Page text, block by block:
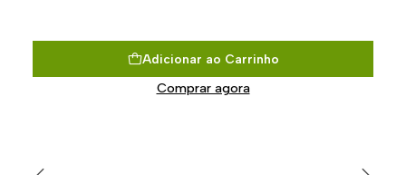
Adicionar ao Carrinho
Comprar agora